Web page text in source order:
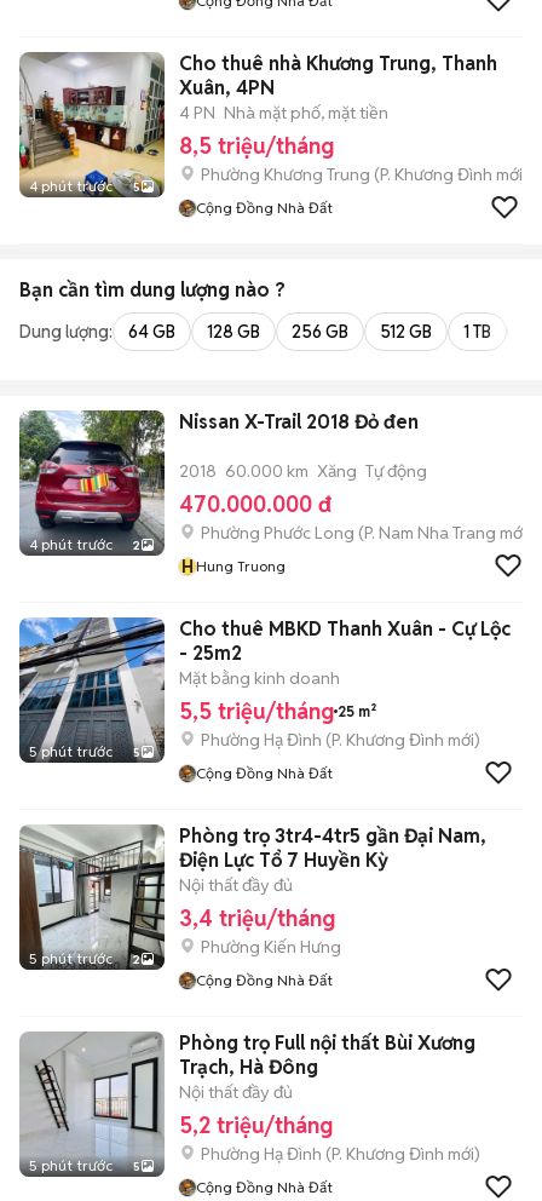
4 phút trước 5
Cho thuê nhà Khương Trung, Thanh
Xuân, 4PN
4 PN Nhà mặt phố, mặt tiền
8,5 triệu/tháng
Phường Khương Trung (P. Khương Đình mới)
Cộng Đồng Nhà Đất
Bạn cần tìm dung lượng nào ?
Dung lượng: 64 GB 128 GB 256 GB 512 GB 1 TB
4 phút trước 2
Nissan X-Trail 2018 Đỏ đen
2018 60.000 km Xăng Tự động
470.000.000 đ
Phường Phước Long (P. Nam Nha Trang mới)
HHung Truong
5 phút trước 5
Cho thuê MBKD Thanh Xuân - Cự Lộc
- 25m2
Mặt bằng kinh doanh
5,5 triệu/tháng 25 m²
Phường Hạ Đình (P. Khương Đình mới)
Cộng Đồng Nhà Đất
5 phút trước 2
Phòng trọ 3tr4-4tr5 gần Đại Nam,
Điện Lực Tổ 7 Huyền Kỳ
Nội thất đầy đủ
3,4 triệu/tháng
Phường Kiến Hưng
Cộng Đồng Nhà Đất
5 phút trước 5
Phòng trọ Full nội thất Bùi Xương
Trạch, Hà Đông
Nội thất đầy đủ
5,2 triệu/tháng
Phường Hạ Đình (P. Khương Đình mới)
Cộng Đồng Nhà Đất